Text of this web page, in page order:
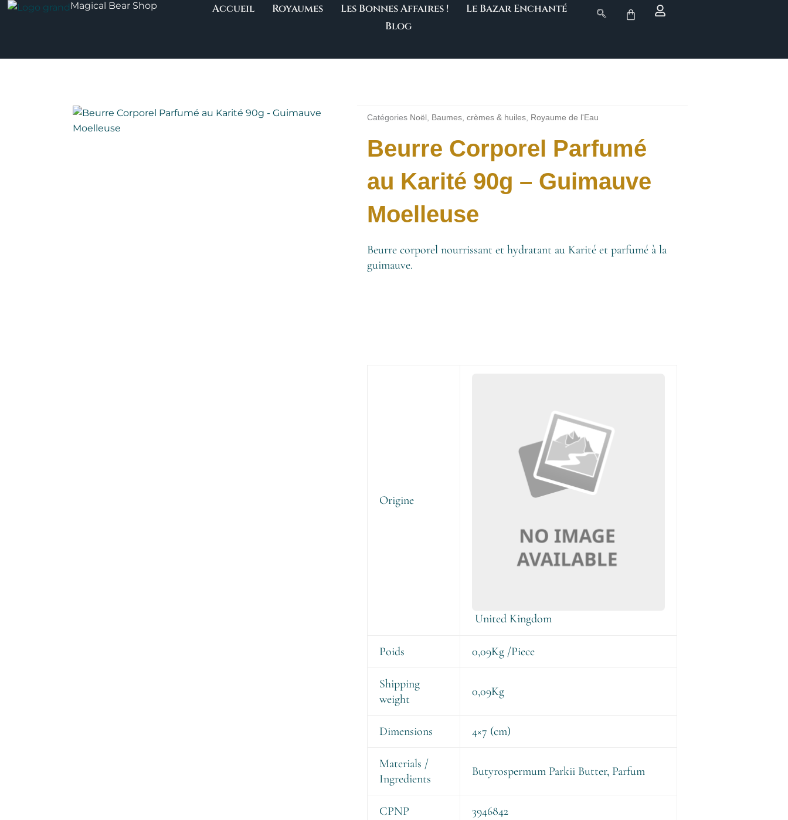
Aller
Magical Bear Shop Accueil Royaumes Les Bonnes Affaires !
Le Bazar Enchanté
Blog
Catégories Noël Baumes, crèmes & huiles Royaume de l'Eau
Beurre Corporel Parfumé
au Karité 90g – Guimauve
Moelleuse
Beurre corporel nourrissant et hydratant au Karité et parfumé à la
guimauve.
Origine
United Kingdom
Poids 0,09Kg /Piece
Shipping
weight
0,09Kg
Dimensions 4×7 (cm)
Materials /
Ingredients
Butyrospermum Parkii Butter, Parfum
CPNP 3946842